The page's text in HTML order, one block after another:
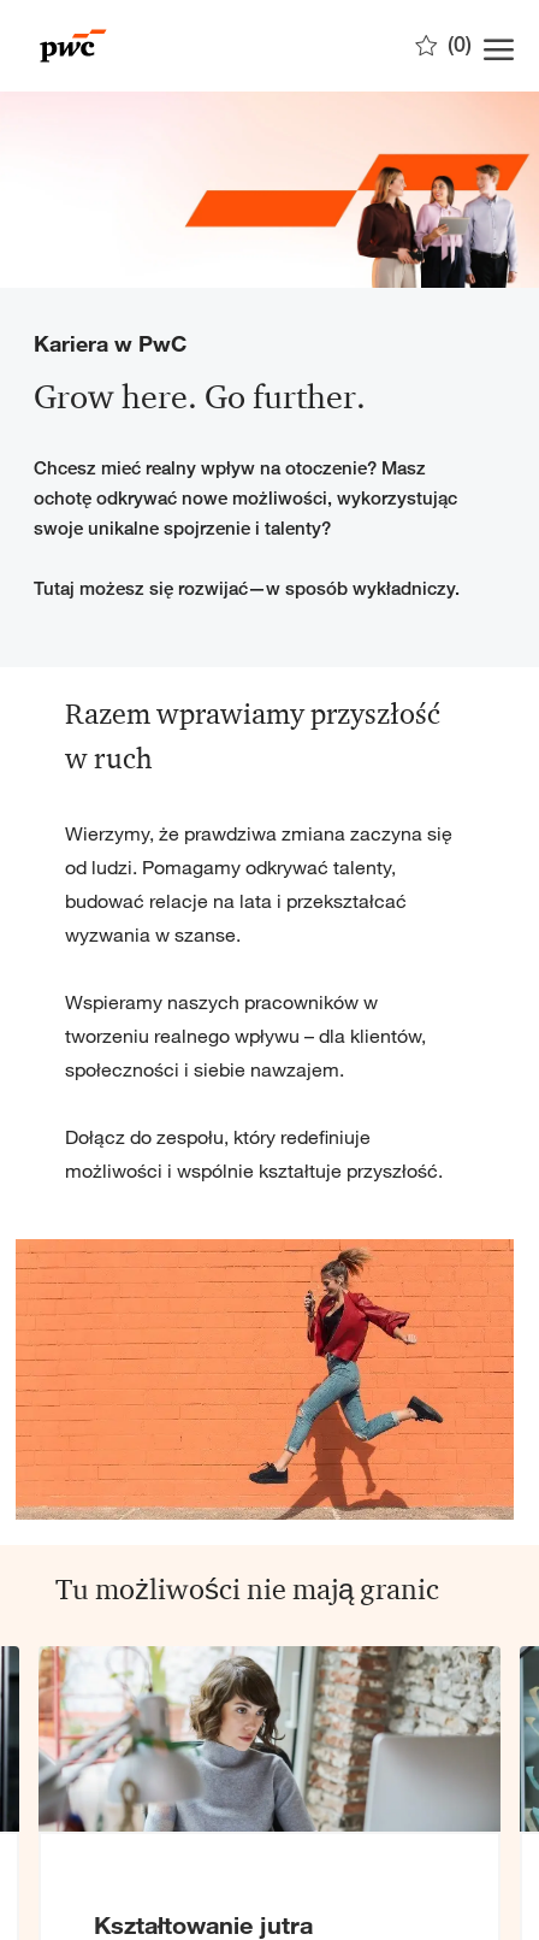
(0)
Kariera w PwC
Grow here. Go further.
Chcesz mieć realny wpływ na otoczenie? Masz
ochotę odkrywać nowe możliwości, wykorzystując
swoje unikalne spojrzenie i talenty?
Tutaj możesz się rozwijać—w sposób wykładniczy.
Razem wprawiamy przyszłość
w ruch
Wierzymy, że prawdziwa zmiana zaczyna się
od ludzi. Pomagamy odkrywać talenty,
budować relacje na lata i przekształcać
wyzwania w szanse.
Wspieramy naszych pracowników w
tworzeniu realnego wpływu – dla klientów,
społeczności i siebie nawzajem.
Dołącz do zespołu, który redefiniuje
możliwości i wspólnie kształtuje przyszłość.
Tu możliwości nie mają granic
Kształtowanie jutra